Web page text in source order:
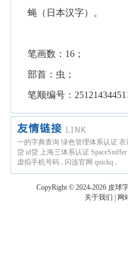
蝇（日本汉字）。
笔画数：16；
部首：虫；
笔顺编号：
一的字典查询 绿色管理体系认证 衣
贷 id贷 上海三体系认证 SpaceSniffer
虚拟手机号码 . 闪连官网 quickq .
CopyRight © 2024-2026 皮球
关于我们
网